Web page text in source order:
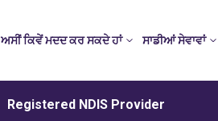
Registered NDIS Provider
ਅਸੀਂ ਕਿਵੇਂ ਮਦਦ ਕਰ ਸਕਦੇ ਹਾਂ ਸਾਡੀਆਂ ਸੇਵਾਵਾਂ